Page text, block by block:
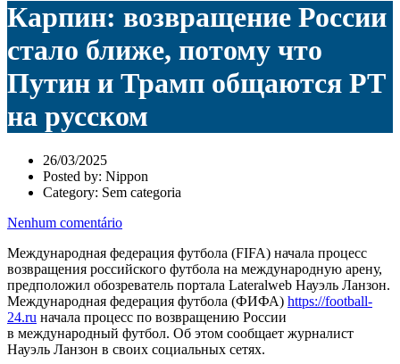
Карпин: возвращение России
стало ближе, потому что
Путин и Трамп общаются РТ
на русском
26/03/2025
Posted by: Nippon
Category: Sem categoria
Nenhum comentário
Международная федерация футбола (FIFA) начала процесс
возвращения российского футбола на международную арену,
предположил обозреватель портала Lateralweb Науэль Ланзон.
Международная федерация футбола (ФИФА) https://football-
24.ru начала процесс по возвращению России
в международный футбол. Об этом сообщает журналист
Науэль Ланзон в своих социальных сетях.